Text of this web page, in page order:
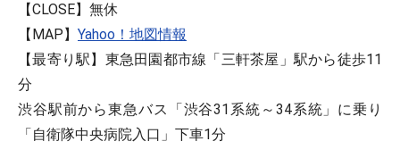
【CLOSE】無休
【MAP】 Yahoo！地図情報
【最寄り駅】東急田園都市線「三軒茶屋」駅から徒歩11
分
渋谷駅前から東急バス「渋谷31系統～34系統」に乗り
「自衛隊中央病院入口」下車1分